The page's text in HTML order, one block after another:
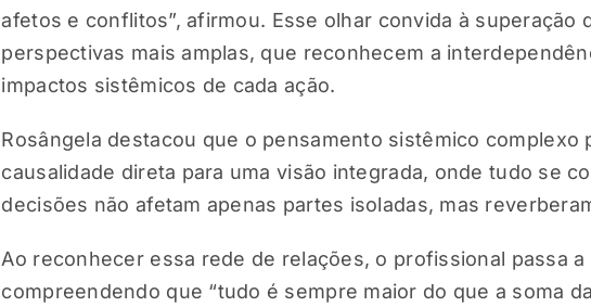
afetos e conflitos”, afirmou. Esse olhar convida à superação
perspectivas mais amplas, que reconhecem a
impactos sistêmicos de cada ação.
Rosângela destacou que o pensamento sistêmico complexo
causalidade direta para uma visão integrada, onde tudo se
decisões não afetam apenas partes isoladas, mas
Ao reconhecer essa rede de relações, o profissional passa
compreendendo que “tudo é sempre maior do que a soma